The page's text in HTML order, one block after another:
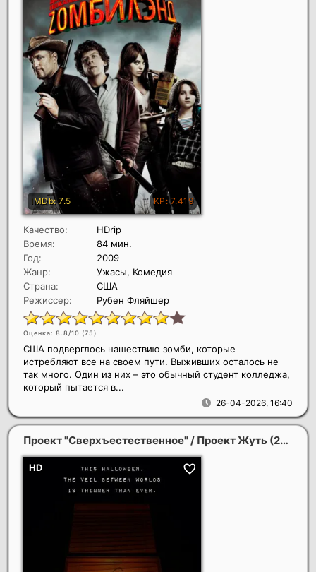
Качество:
HDrip
Время:
84 мин.
Год:
2009
Жанр:
Ужасы, Комедия
Страна:
США
Режиссер:
Рубен Фляйшер
Оценка: 8.8/10 (75)
26-04-2026, 16:40
США подверглось нашествию зомби, которые
истребляют все на своем пути. Выживших осталось не
так много. Один из них – это обычный студент колледжа,
который пытается в...
Проект "Сверхъестественное" / Проект Жуть (2023)